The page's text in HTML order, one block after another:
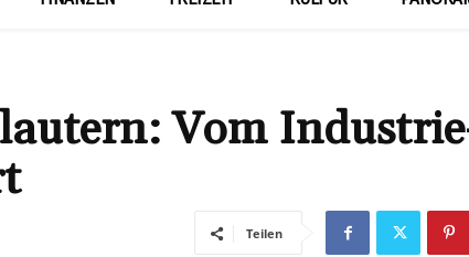
Vom
Teilen